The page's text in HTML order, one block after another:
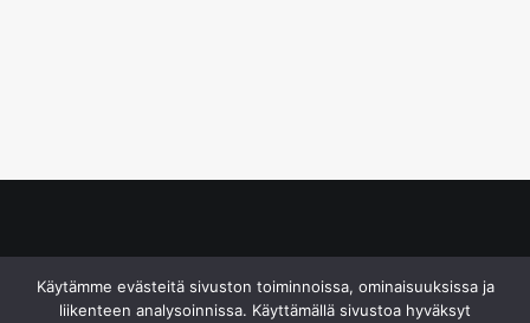
Käytämme evästeitä sivuston toiminnoissa, ominaisuuksissa ja
liikenteen analysoinnissa. Käyttämällä sivustoa hyväksyt